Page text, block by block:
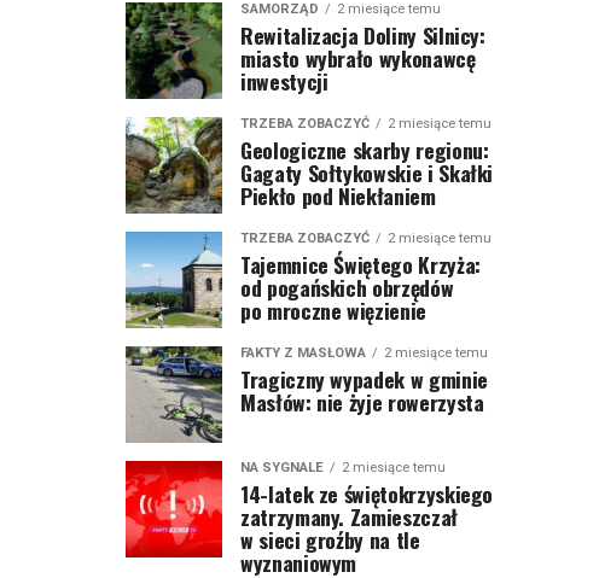
SAMORZĄD 2 miesiące temu
Rewitalizacja Doliny Silnicy:
miasto wybrało wykonawcę
inwestycji
TRZEBA ZOBACZYĆ 2 miesiące temu
Geologiczne skarby regionu:
Gagaty Sołtykowskie i Skałki
Piekło pod Niekłaniem
TRZEBA ZOBACZYĆ 2 miesiące temu
Tajemnice Świętego Krzyża:
od pogańskich obrzędów
po mroczne więzienie
FAKTY Z MASŁOWA 2 miesiące temu
Tragiczny wypadek w gminie
Masłów: nie żyje rowerzysta
NA SYGNALE 2 miesiące temu
14-latek ze świętokrzyskiego
zatrzymany. Zamieszczał
w sieci groźby na tle
wyznaniowym